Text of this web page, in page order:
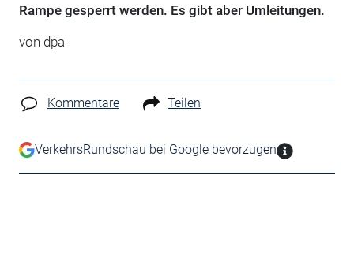
Rampe gesperrt werden. Es gibt aber Umleitungen.
von dpa
Kommentare Teilen
VerkehrsRundschau bei Google bevorzugen